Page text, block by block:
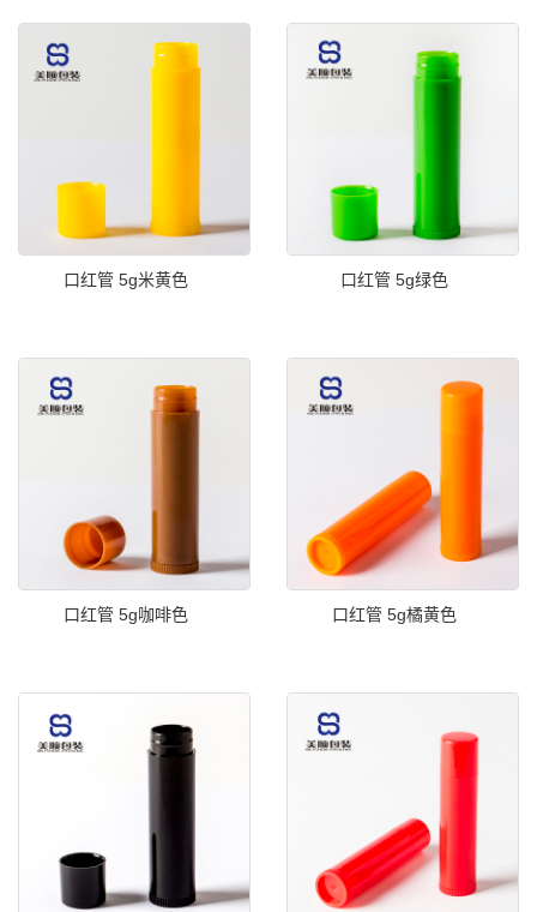
口红管 5g米黄色 口红管 5g绿色
口红管 5g咖啡色 口红管 5g橘黄色